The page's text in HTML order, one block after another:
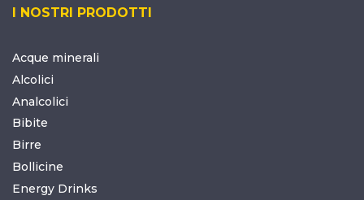
I NOSTRI PRODOTTI
Acque minerali
Alcolici
Analcolici
Bibite
Birre
Bollicine
Energy Drinks